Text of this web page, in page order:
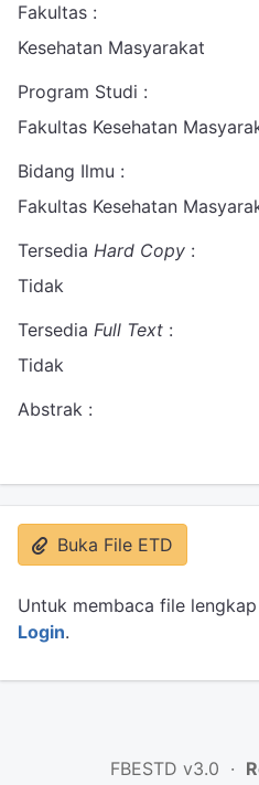
Fakultas :
Kesehatan Masyarakat
Program Studi :
Fakultas Kesehatan
Bidang Ilmu :
Fakultas Kesehatan
Tersedia Hard Copy :
Tidak
Tersedia Full Text :
Tidak
Abstrak :
Buka File ETD
Untuk membaca file
Login.
FBESTD v3.0 ·